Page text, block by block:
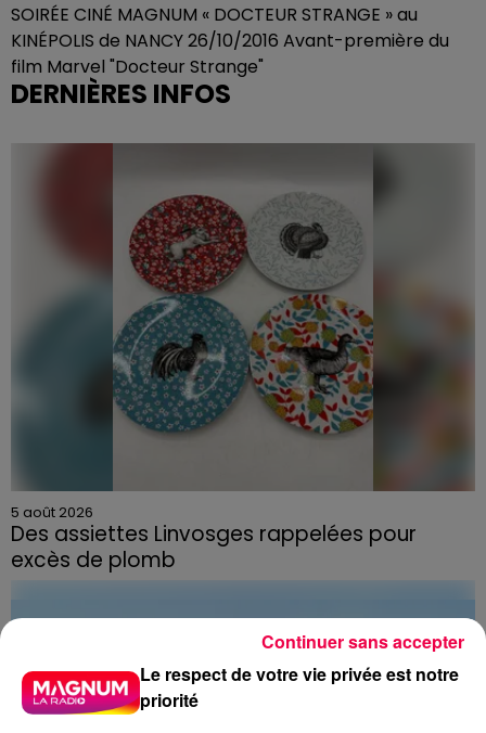
SOIRÉE CINÉ MAGNUM « DOCTEUR STRANGE » au
KINÉPOLIS de NANCY 26/10/2016 Avant-première du
film Marvel "Docteur Strange"
DERNIÈRES INFOS
5 août 2026
Des assiettes Linvosges rappelées pour
excès de plomb
Du plomb a été détecté dans deux assiettes en
céramique vendues entre 2020 et 2022 par Linvosges.
Le respect de votre vie privée est notre
priorité
Continuer sans accepter